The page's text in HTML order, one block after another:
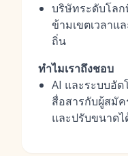
บริษัทระดับโล
ข้ามเขตเวลาแ
ถิ่น
ทำไมเราถึงชอบ
AI และระบบอั
สื่อสารกับผู้สมั
และปรับขนาด